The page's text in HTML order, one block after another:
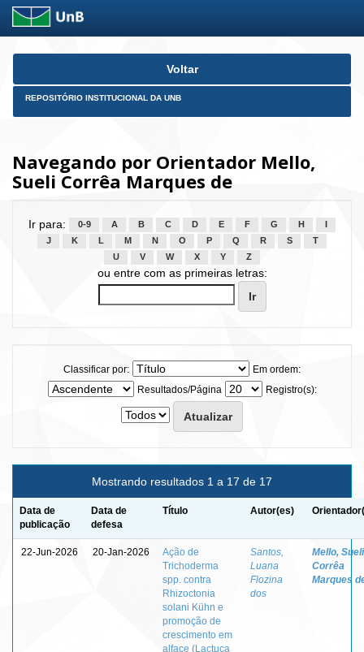
Skip
Voltar
REPOSITÓRIO INSTITUCIONAL DA UNB
Navegando por Orientador Mello,
Sueli Corrêa Marques de
Ir para: 0-9 A B C D E F G H
J
K L M N O P Q R S
T
U
V W X Y Z
ou entre com as primeiras letras:
Classificar por:
Em ordem:
Resultados/Página
Registro(s):
Mostrando resultados 1 a 17 de 17
Data de
publicação
Data de
defesa
Título Autor(es)
22-Jun-2026 20-Jan-2026
Ação de
Trichoderma
spp. contra
Rhizoctonia
solani Kühn e
promoção de
crescimento em
alface (Lactuca
Santos,
Luana
Flozina
dos
Mello, Sueli
Corrêa
Marques